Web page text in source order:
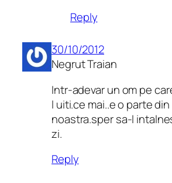
Reply
30/10/2012
Negrut Traian
Intr-adevar un om pe
l uiti.ce mai..e o parte
noastra.sper sa-l
zi.
Reply